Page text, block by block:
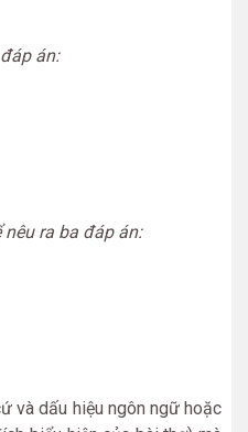
án:
ra ba đáp án:
và dấu hiệu ngôn ngữ hoặc